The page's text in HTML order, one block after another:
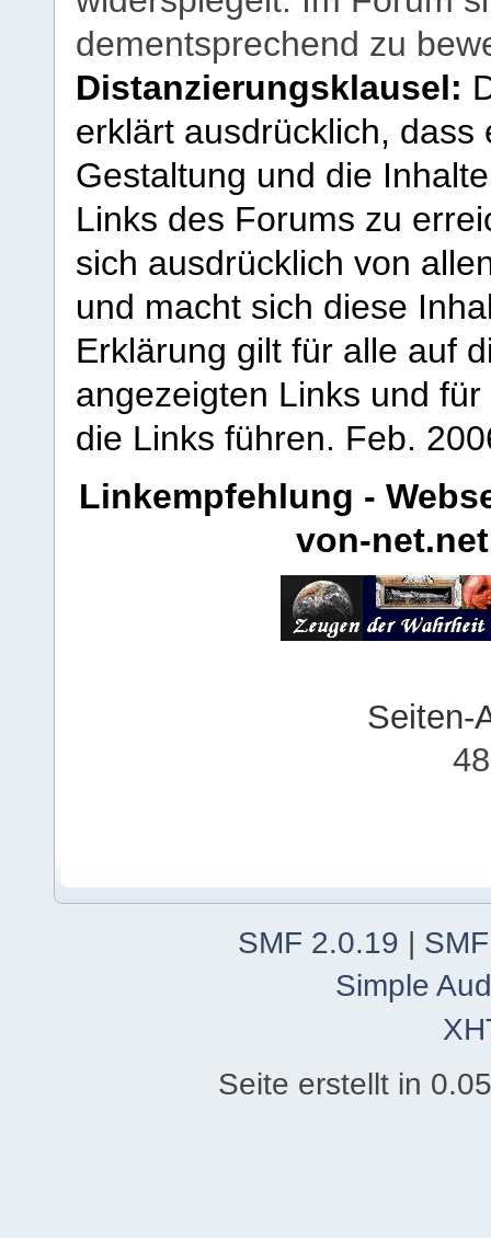
dementsprechend zu
Distanzierungsklausel:
erklärt ausdrücklich,
Gestaltung und die
Links des Forums zu
sich ausdrücklich von
und macht sich diese
Erklärung gilt für alle auf
angezeigten Links und
die Links führen. Feb.
Linkempfehlung -
von-net.net
Seiten-
SMF 2.0.19 |
Simple
Seite erstellt in